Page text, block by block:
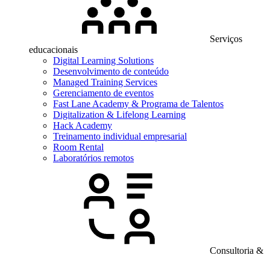
Serviços
educacionais
Digital Learning Solutions
Desenvolvimento de conteúdo
Managed Training Services
Gerenciamento de eventos
Fast Lane Academy & Programa de Talentos
Digitalization & Lifelong Learning
Hack Academy
Treinamento individual empresarial
Room Rental
Laboratórios remotos
Consultoria &